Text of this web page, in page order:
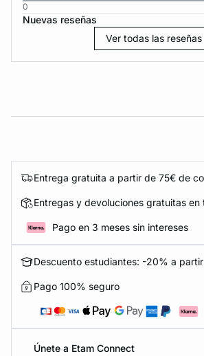
0
Nuevas reseñas
Ver todas las reseñas
Entrega gratuita a partir de 75€ de
Entregas y devoluciones gratuitas en
Pago en 3 meses sin intereses
Descuento estudiantes: -20% a
Pago 100% seguro
Únete a Etam Connect